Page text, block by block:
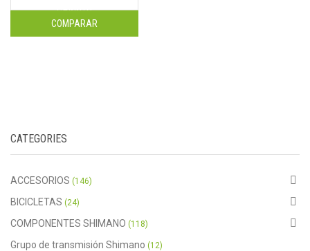
CARRITO
COMPARAR
CATEGORIES
ACCESORIOS (146)
BICICLETAS (24)
COMPONENTES SHIMANO (118)
Grupo de transmisión Shimano (12)